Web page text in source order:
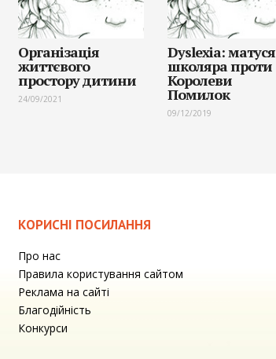
Організація
життєвого
простору дитини
24/09/2021
Dyslexia: матуся
школяра проти
Королеви
Помилок
09/12/2019
КОРИСНІ ПОСИЛАННЯ
Про нас
Правила користування сайтом
Реклама на сайті
Благодійність
Конкурси